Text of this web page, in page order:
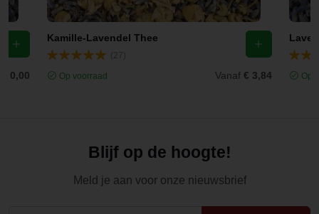
€ 0,00
Kamille-Lavendel Thee
Op voorraad Vanaf € 3,84 Op
Blijf op de hoogte!
Meld je aan voor onze nieuwsbrief